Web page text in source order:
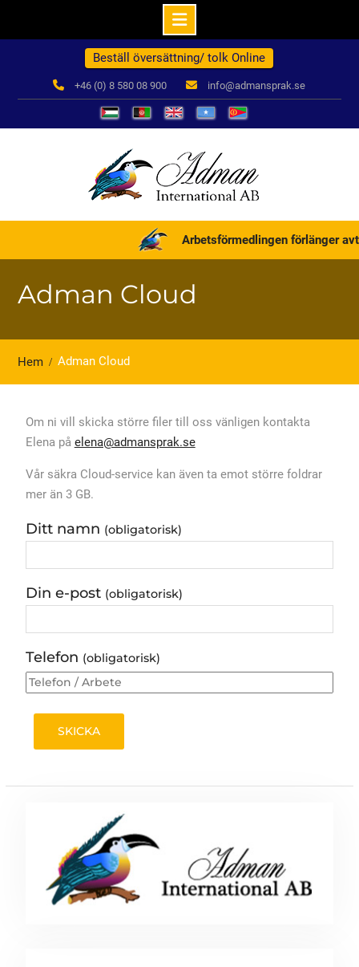
Beställ översättning/ tolk Online
+46 (0) 8 580 08 900 info@admansprak.se
العربية
درباره
ما
English Somali ብዛዕባና
Arbetsförmedlingen förlänger
Adman Cloud
Hem Adman Cloud
Om ni vill skicka större filer till oss vänligen kontakta
Elena på elena@admansprak.se
Vår säkra Cloud-service kan även ta emot större foldrar
mer än 3 GB.
Ditt namn (obligatorisk)
Din e-post (obligatorisk)
Telefon (obligatorisk)